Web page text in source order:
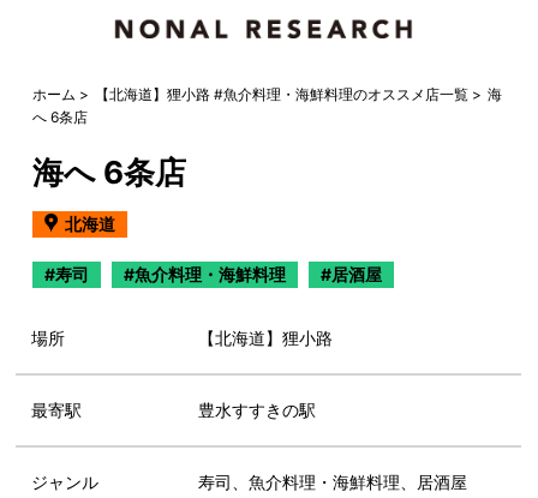
ホーム 【北海道】狸小路 #魚介料理・海鮮料理のオススメ店一覧
海
へ 6条店
海へ 6条店
北海道
寿司 魚介料理・海鮮料理 居酒屋
場所 【北海道】狸小路
最寄駅 豊水すすきの駅
ジャンル 寿司、魚介料理・海鮮料理、居酒屋